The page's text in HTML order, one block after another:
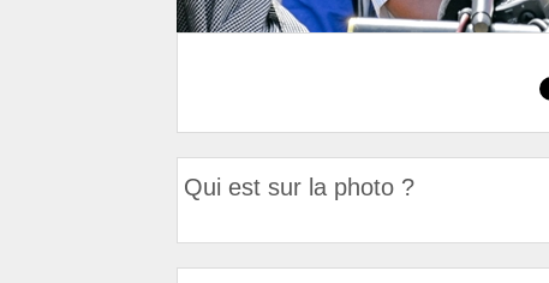
Qui est sur la photo ?